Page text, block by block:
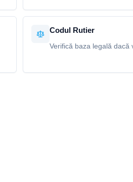
Codul Rutier
Verifică baza legală dacă